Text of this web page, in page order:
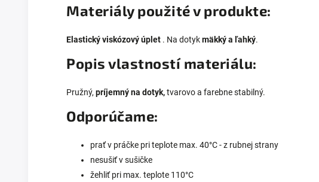
Materiály použité v produkte:
Elastický viskózový úplet . Na dotykmäkký a ľahký.
Popis vlastností materiálu:
Pružný, príjemný na dotyk,tvarovo a farebne stabilný.
Odporúčame:
prať v práčke pri teplote max. 40°C - z rubnej strany
nesušiť v sušičke
žehliť pri max. teplote 110°C